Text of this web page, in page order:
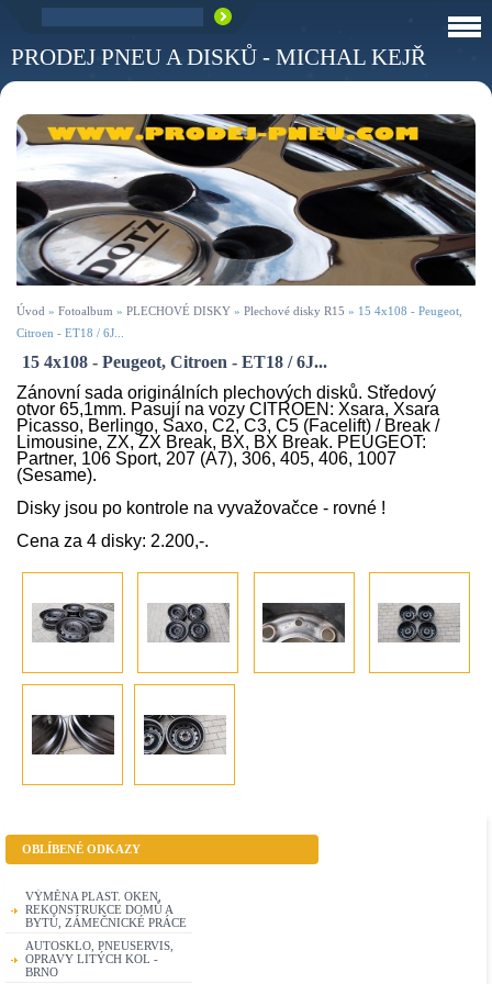
PRODEJ PNEU A DISKŮ - MICHAL KEJŘ
Úvod » Fotoalbum » PLECHOVÉ DISKY » Plechové disky R15 » 15 4x108 - Peugeot,
Citroen - ET18 / 6J...
15 4x108 - Peugeot, Citroen - ET18 / 6J...
Zánovní sada originálních plechových disků. Středový
otvor 65,1mm. Pasují na vozy CITROEN: Xsara, Xsara
Picasso, Berlingo, Saxo, C2, C3, C5 (Facelift) / Break /
Limousine, ZX, ZX Break, BX, BX Break. PEUGEOT:
Partner, 106 Sport, 207 (A7), 306, 405, 406, 1007
(Sesame).
Disky jsou po kontrole na vyvažovačce - rovné !
Cena za 4 disky: 2.200,-.
OBLÍBENÉ ODKAZY
VÝMĚNA PLAST. OKEN,
REKONSTRUKCE DOMŮ A
BYTŮ, ZÁMEČNICKÉ PRÁCE
AUTOSKLO, PNEUSERVIS,
OPRAVY LITÝCH KOL -
BRNO